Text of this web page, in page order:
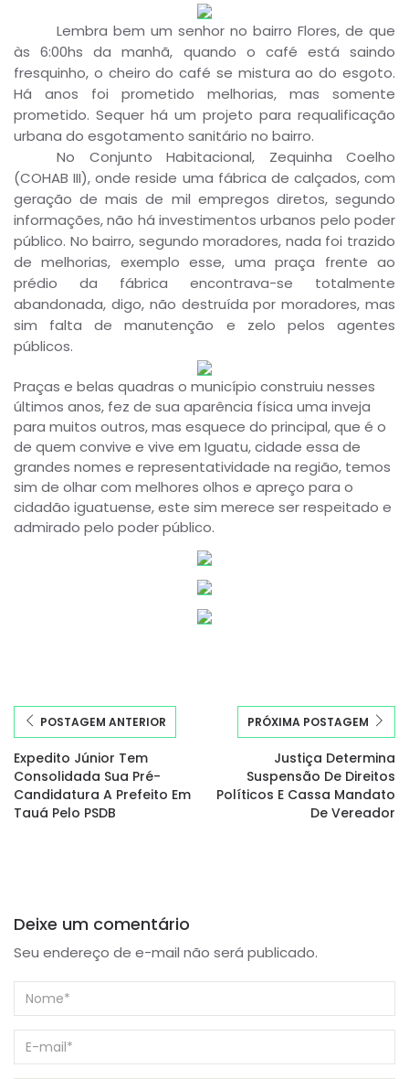
Lembra bem um senhor no bairro Flores, de que
às 6:00hs da manhã, quando o café está saindo
fresquinho, o cheiro do café se mistura ao do esgoto.
Há anos foi prometido melhorias, mas somente
prometido. Sequer há um projeto para requalificação
urbana do esgotamento sanitário no bairro.
No Conjunto Habitacional, Zequinha Coelho
(COHAB III), onde reside uma fábrica de calçados, com
geração de mais de mil empregos diretos, segundo
informações, não há investimentos urbanos pelo poder
público. No bairro, segundo moradores, nada foi trazido
de melhorias, exemplo esse, uma praça frente ao
prédio da fábrica encontrava-se totalmente
abandonada, digo, não destruída por moradores, mas
sim falta de manutenção e zelo pelos agentes
públicos.
Praças e belas quadras o município construiu nesses
últimos anos, fez de sua aparência física uma inveja
para muitos outros, mas esquece do principal, que é o
de quem convive e vive em Iguatu, cidade essa de
grandes nomes e representatividade na região, temos
sim de olhar com melhores olhos e apreço para o
cidadão iguatuense, este sim merece ser respeitado e
admirado pelo poder público.
POSTAGEM ANTERIOR
Expedito Júnior Tem
Consolidada Sua Pré-
Candidatura A Prefeito Em
Tauá Pelo PSDB
PRÓXIMA POSTAGEM
Justiça Determina
Suspensão De Direitos
Políticos E Cassa Mandato
De Vereador
Deixe um comentário
Seu endereço de e-mail não será publicado.